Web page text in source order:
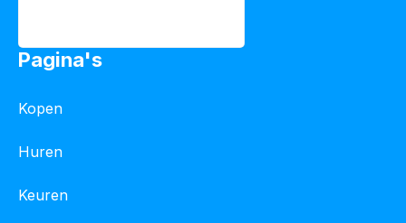
Pagina's
Kopen
Huren
Keuren